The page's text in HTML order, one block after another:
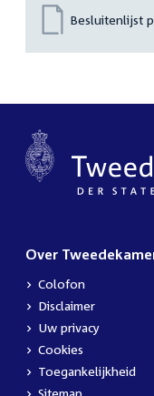
Besluitenlijst
Over
Colofon
Disclaimer
Uw privacy
Cookies
Toegankelijkheid